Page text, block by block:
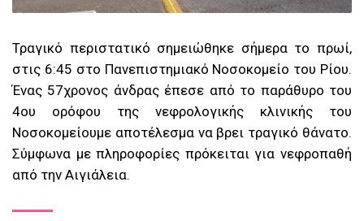
Τραγικό περιστατικό σημειώθηκε σήμερα το πρωί,
στις 6:45 στο Πανεπιστημιακό Νοσοκομείο του Ρίου.
Ένας 57χρονος άνδρας έπεσε από το παράθυρο του
4ου ορόφου της νεφρολογικής κλινικής του
Νοσοκομείουμε αποτέλεσμα να βρει τραγικό θάνατο.
Σύμφωνα με πληροφορίες πρόκειται για νεφροπαθή
από την Αιγιάλεια.